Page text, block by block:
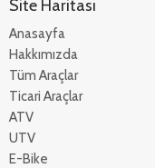
Site Haritası
Anasayfa
Hakkımızda
Tüm Araçlar
Ticari Araçlar
ATV
UTV
E-Bike